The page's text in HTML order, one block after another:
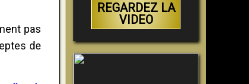
pas
de
REGARDEZ LA
VIDEO